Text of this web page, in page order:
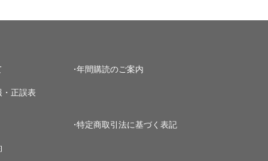
年間購読のご案内
正誤表
特定商取引法に基づく表記